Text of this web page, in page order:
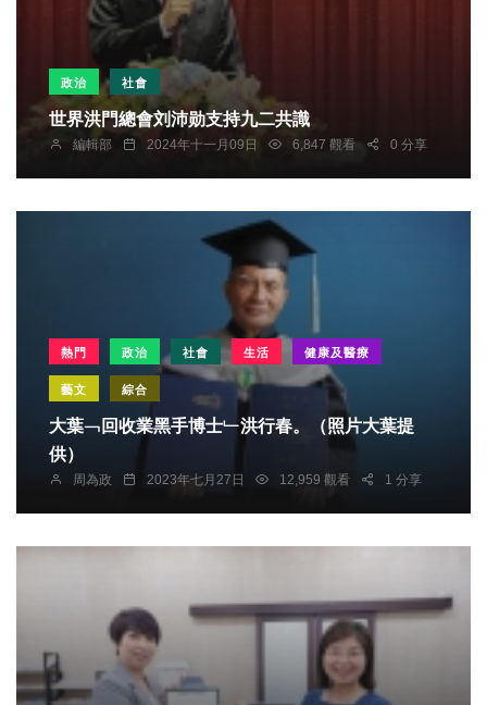
政治 社會
世界洪門總會刘沛勋支持九二共識
編輯部 2024年十一月09日 6,847 觀看 0 分享
熱門 政治 社會 生活 健康及醫療
藝文 綜合
大葉﹁回收業黑手博士﹂洪行春。（照片大葉提
供）
周為政 2023年七月27日 12,959 觀看 1 分享